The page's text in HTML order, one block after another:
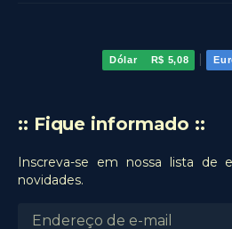
Dólar R$ 5,08 |
:: Fique informado ::
Inscreva-se em nossa lista de
novidades.